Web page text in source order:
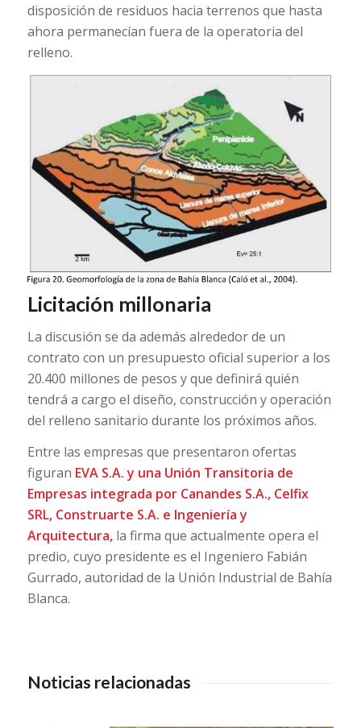
disposición de residuos hacia terrenos que hasta
ahora permanecían fuera de la operatoria del
relleno.
Licitación millonaria
La discusión se da además alrededor de un
contrato con un presupuesto oficial superior a los
20.400 millones de pesos y que definirá quién
tendrá a cargo el diseño, construcción y operación
del relleno sanitario durante los próximos años.
Entre las empresas que presentaron ofertas
figuran EVA S.A. y una Unión Transitoria de
Empresas integrada por Canandes S.A., Celfix
SRL, Construarte S.A. e Ingeniería y
Arquitectura,la firma que actualmente opera el
predio, cuyo presidente es el Ingeniero Fabián
Gurrado, autoridad de la Unión Industrial de Bahía
Blanca.
Noticias relacionadas